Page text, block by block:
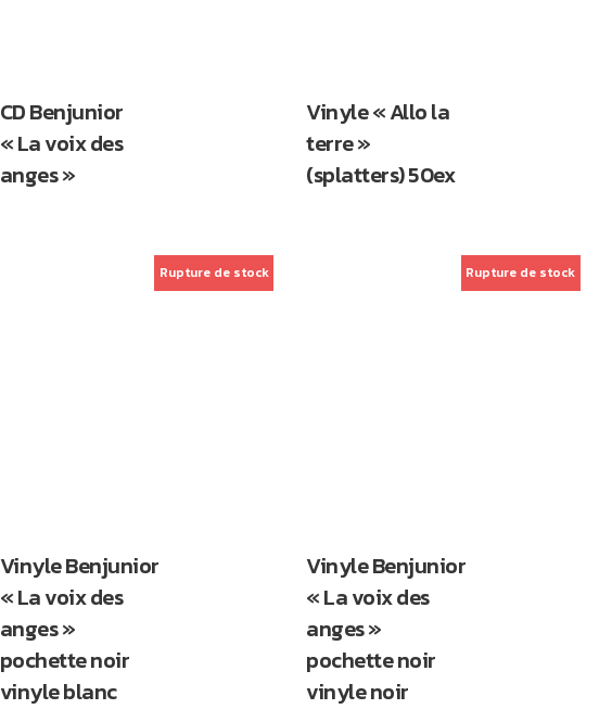
CD Benjunior
« La voix des
anges »
Vinyle « Allo la
terre »
(splatters) 50ex
Rupture de stock
Vinyle Benjunior
« La voix des
anges »
pochette noir
vinyle blanc
Rupture de stock
Vinyle Benjunior
« La voix des
anges »
pochette noir
vinyle noir